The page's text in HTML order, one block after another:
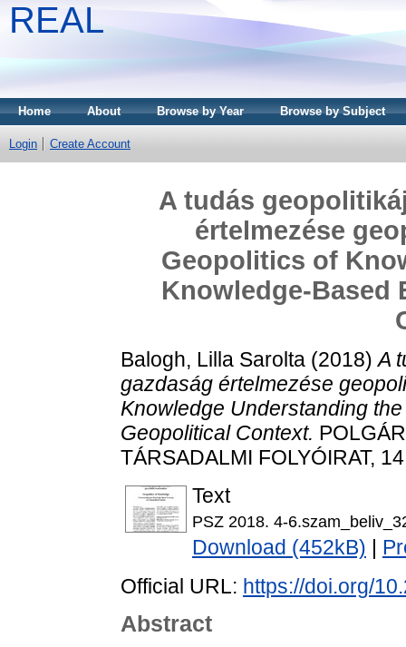
REAL
Home About Browse by Year Browse by Subject
Login Create Account
A tudás
értelmezése
Geopolitics of
Knowledge-Based
Balogh, Lilla Sarolta (2018)A
gazdaság értelmezése
Knowledge Understanding
Geopolitical Context.
TÁRSADALMI FOLYÓIRAT,
Text
PSZ 2018. 4-
Download (452kB)
Official URL: https://doi.org/
Abstract